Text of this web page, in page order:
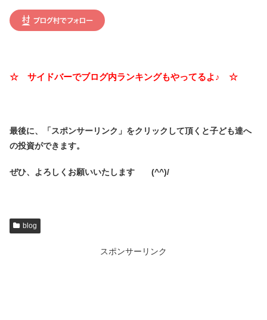
☆ サイドバーでブログ内ランキングもやってるよ♪ ☆
最後に、「スポンサーリンク」をクリックして頂くと子ども達へ
の投資ができます。
ぜひ、よろしくお願いいたします (^^)/
blog
スポンサーリンク